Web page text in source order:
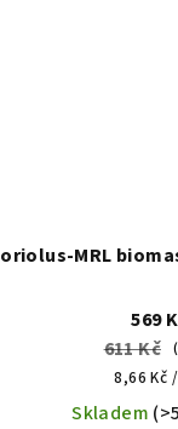
MRL
569
611 Kč
Měrná
cena:
8,66 Kč
Skladem